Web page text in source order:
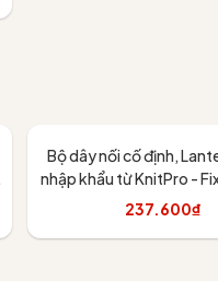
Bộ dây nối cố định,
nhập khẩu từ KnitPro -
237.600₫